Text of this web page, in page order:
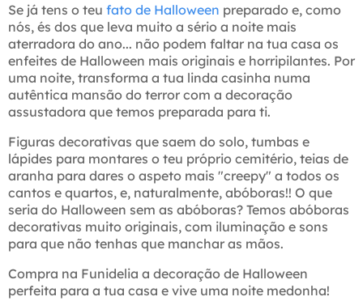
Se já tens o teu fato de Halloween preparado e, como
nós, és dos que leva muito a sério a noite mais
aterradora do ano... não podem faltar na tua casa os
enfeites de Halloween mais originais e horripilantes. Por
uma noite, transforma a tua linda casinha numa
autêntica mansão do terror com a decoração
assustadora que temos preparada para ti.
Figuras decorativas que saem do solo, tumbas e
lápides para montares o teu próprio cemitério, teias de
aranha para dares o aspeto mais "creepy" a todos os
cantos e quartos, e, naturalmente, abóboras!! O que
seria do Halloween sem as abóboras? Temos abóboras
decorativas muito originais, com iluminação e sons
para que não tenhas que manchar as mãos.
Compra na Funidelia a decoração de Halloween
perfeita para a tua casa e vive uma noite medonha!